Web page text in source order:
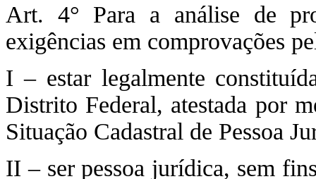
Art. 4° Para a análise de
exigências em comprovações
I – estar legalmente
Distrito Federal, atestada por
Situação Cadastral de Pessoa
II – ser pessoa jurídica, sem